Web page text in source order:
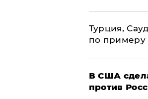
Турция,
по примеру
В США
против